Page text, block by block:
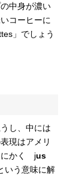
中身が濃い
コーヒーに
」でしょう
し、中には
現はアメリ
にかく jus
いう意味に解